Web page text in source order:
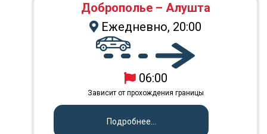
Доброполье – Алушта
Ежедневно, 20:00
06:00
Зависит от прохождения границы
Подробнее...